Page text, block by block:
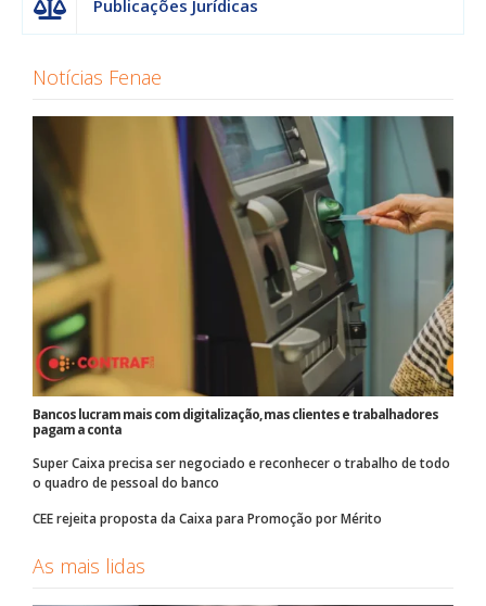
Publicações Jurídicas
Notícias Fenae
Bancos lucram mais com digitalização, mas clientes e trabalhadores
pagam a conta
Super Caixa precisa ser negociado e reconhecer o trabalho de todo
o quadro de pessoal do banco
CEE rejeita proposta da Caixa para Promoção por Mérito
As mais lidas